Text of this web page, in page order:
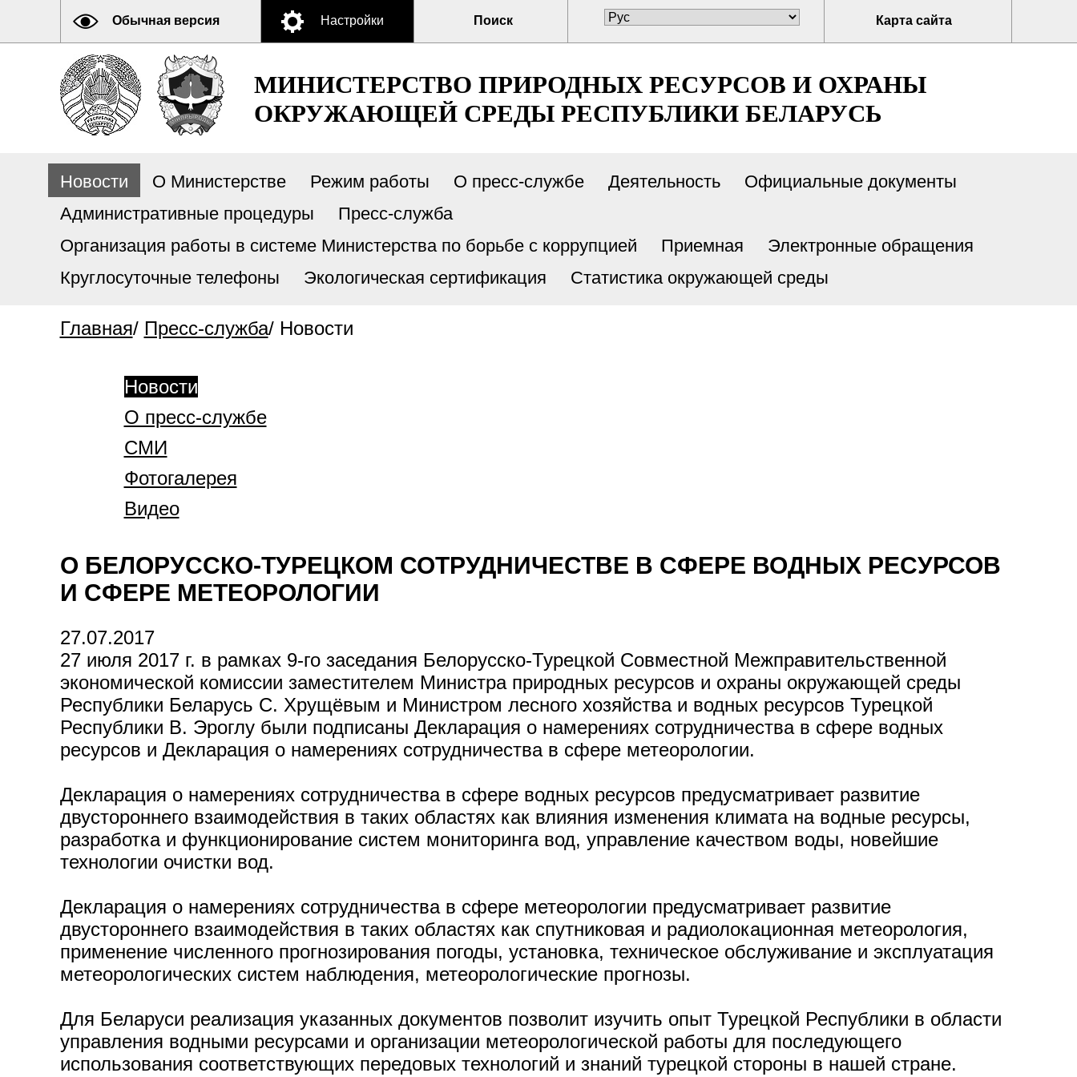
Обычная версия Настройки Поиск Карта сайта
МИНИСТЕРСТВО ПРИРОДНЫХ РЕСУРСОВ И ОХРАНЫ
ОКРУЖАЮЩЕЙ СРЕДЫ РЕСПУБЛИКИ БЕЛАРУСЬ
Новости О Министерстве Режим работы О пресс-службе Деятельность
Официальные документы
Административные процедуры
Пресс-служба
Организация работы в системе Министерства по борьбе с коррупцией
Приемная
Электронные обращения
Круглосуточные телефоны
Экологическая сертификация Статистика окружающей среды
Главная/ Пресс-служба/ Новости
Новости
О пресс-службе
СМИ
Фотогалерея
Видео
О БЕЛОРУССКО-ТУРЕЦКОМ СОТРУДНИЧЕСТВЕ В СФЕРЕ ВОДНЫХ РЕСУРСОВ
И СФЕРЕ МЕТЕОРОЛОГИИ
27.07.2017
27 июля 2017 г. в рамках 9-го заседания Белорусско-Турецкой Совместной Межправительственной
экономической комиссии заместителем Министра природных ресурсов и охраны окружающей среды
Республики Беларусь С. Хрущëвым и Министром лесного хозяйства и водных ресурсов Турецкой
Республики В. Эроглу были подписаны Декларация о намерениях сотрудничества в сфере водных
ресурсов и Декларация о намерениях сотрудничества в сфере метеорологии.
Декларация о намерениях сотрудничества в сфере водных ресурсов предусматривает развитие
двустороннего взаимодействия в таких областях как влияния изменения климата на водные ресурсы,
разработка и функционирование систем мониторинга вод, управление качеством воды, новейшие
технологии очистки вод.
Декларация о намерениях сотрудничества в сфере метеорологии предусматривает развитие
двустороннего взаимодействия в таких областях как спутниковая и радиолокационная метеорология,
применение численного прогнозирования погоды, установка, техническое обслуживание и эксплуатация
метеорологических систем наблюдения, метеорологические прогнозы.
Для Беларуси реализация указанных документов позволит изучить опыт Турецкой Республики в области
управления водными ресурсами и организации метеорологической работы для последующего
использования соответствующих передовых технологий и знаний турецкой стороны в нашей стране.